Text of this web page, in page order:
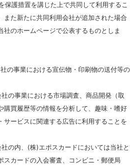
保護措置を講じた上で共同して利用するこ
また新たに共同利用会社が追加された場合
社のホームページで公表するものとしま
社の事業における宣伝物・印刷物の送付等の
社の事業における市場調査、商品開発（取
購買履歴等の情報を分析して、趣味・嗜好
サービスに関連する広告に利用することを
社の内、(株)エポスカードにおいては当社と
スカードの入会審査、コンビニ・郵便局